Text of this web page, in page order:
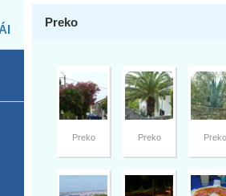
Preko
Preko Preko Preko